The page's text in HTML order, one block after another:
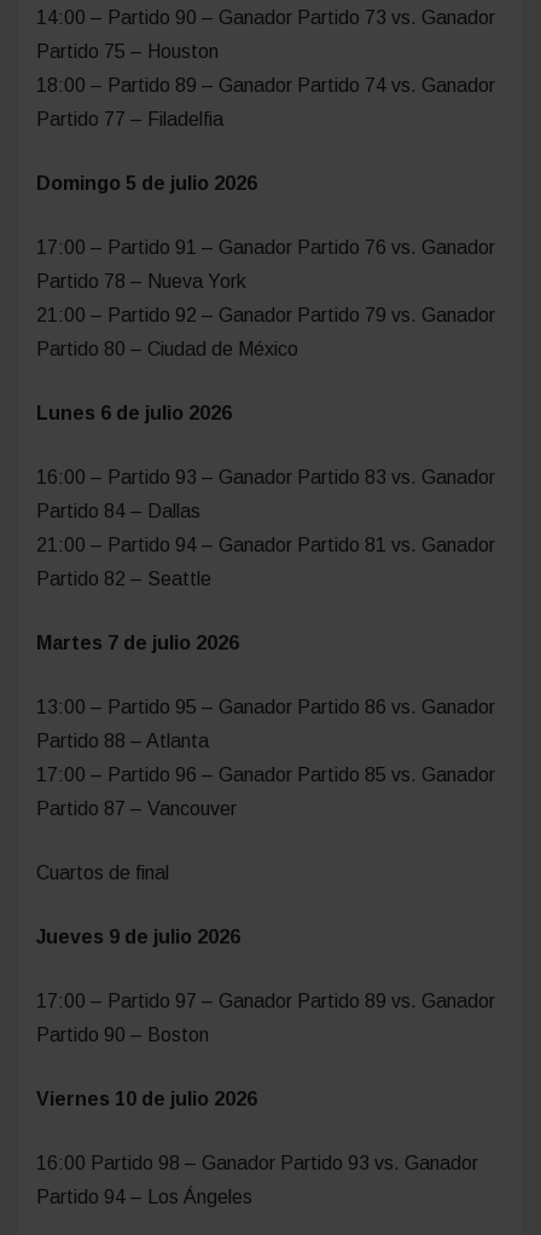
14:00 – Partido 90 – Ganador Partido 73 vs. Ganador
Partido 75 – Houston
18:00 – Partido 89 – Ganador Partido 74 vs. Ganador
Partido 77 – Filadelfia
Domingo 5 de julio 2026
17:00 – Partido 91 – Ganador Partido 76 vs. Ganador
Partido 78 – Nueva York
21:00 – Partido 92 – Ganador Partido 79 vs. Ganador
Partido 80 – Ciudad de México
Lunes 6 de julio 2026
16:00 – Partido 93 – Ganador Partido 83 vs. Ganador
Partido 84 – Dallas
21:00 – Partido 94 – Ganador Partido 81 vs. Ganador
Partido 82 – Seattle
Martes 7 de julio 2026
13:00 – Partido 95 – Ganador Partido 86 vs. Ganador
Partido 88 – Atlanta
17:00 – Partido 96 – Ganador Partido 85 vs. Ganador
Partido 87 – Vancouver
Cuartos de final
Jueves 9 de julio 2026
17:00 – Partido 97 – Ganador Partido 89 vs. Ganador
Partido 90 – Boston
Viernes 10 de julio 2026
16:00 Partido 98 – Ganador Partido 93 vs. Ganador
Partido 94 – Los Ángeles